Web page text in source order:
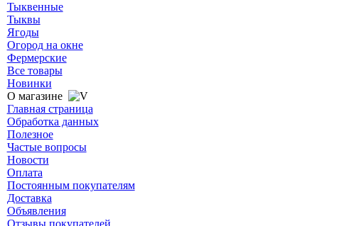
Тыквенные
Тыквы
Ягоды
Огород на окне
Фермерские
Все товары
Новинки
О магазине
Главная страница
Обработка данных
Полезное
Частые вопросы
Новости
Оплата
Постоянным покупателям
Доставка
Объявления
Отзывы покупателей